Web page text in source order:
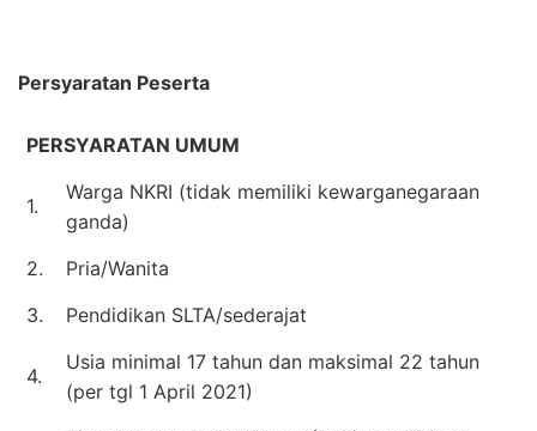
Persyaratan Peserta
PERSYARATAN UMUM
1.
Warga NKRI (tidak memiliki kewarganegaraan
ganda)
2.
Pria/Wanita
3.
Pendidikan SLTA/sederajat
4.
Usia minimal 17 tahun dan maksimal 22 tahun
(per tgl 1 April 2021)